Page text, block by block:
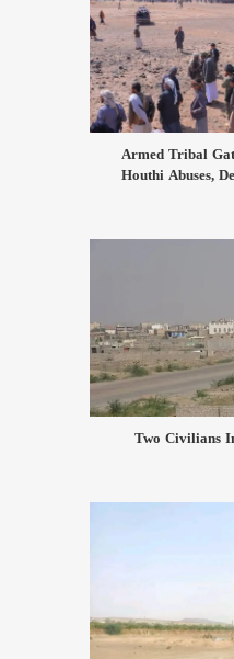
Armed Tribal
Houthi Abuses,
Two Civilians